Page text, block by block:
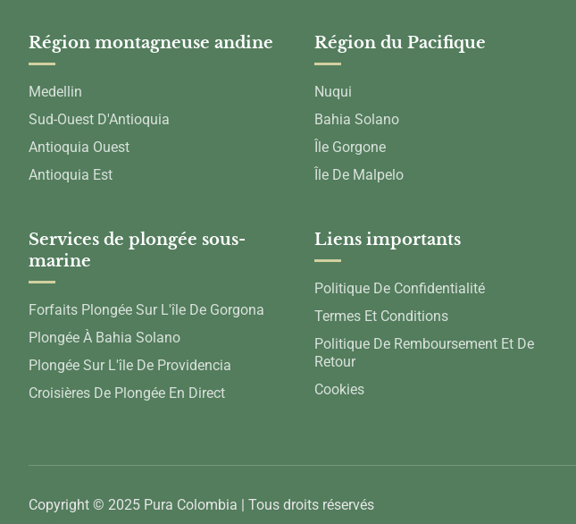
Région montagneuse andine
Medellin
Sud-Ouest D'Antioquia
Antioquia Ouest
Antioquia Est
Services de plongée sous-
marine
Forfaits Plongée Sur L'île De Gorgona
Plongée À Bahia Solano
Plongée Sur L'île De Providencia
Croisières De Plongée En Direct
Région du Pacifique
Nuqui
Bahia Solano
Île Gorgone
Île De Malpelo
Liens importants
Politique De Confidentialité
Termes Et Conditions
Politique De Remboursement Et De
Retour
Cookies
Copyright © 2025 Pura Colombia | Tous droits réservés